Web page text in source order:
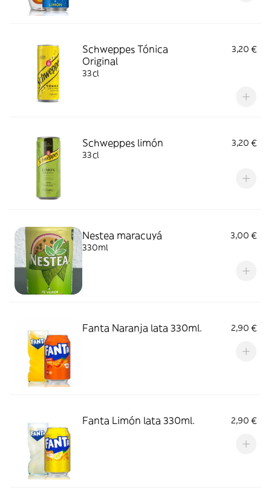
Schweppes Tónica
Original
3,20 €
33cl
Schweppes limón
3,20 €
33cl
Nestea maracuyá
3,00 €
330ml
Fanta Naranja lata 330ml. 2,90 €
Fanta Limón lata 330ml. 2,90 €